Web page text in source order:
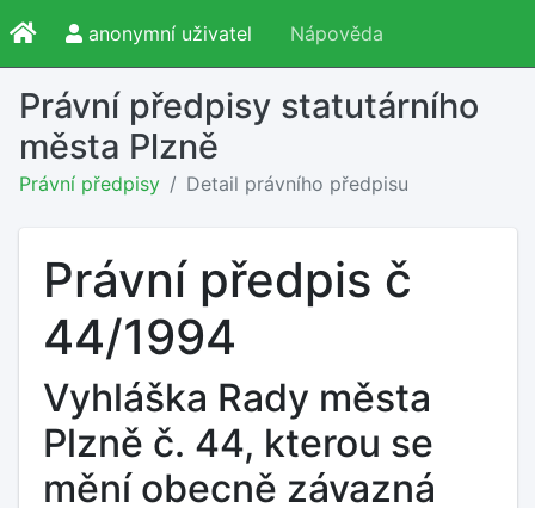
Nápověda
anonymní uživatel
Právní předpisy statutárního
města Plzně
Právní předpisy Detail právního předpisu
Právní předpis č
44/1994
Vyhláška Rady města
Plzně č. 44, kterou se
mění obecně závazná